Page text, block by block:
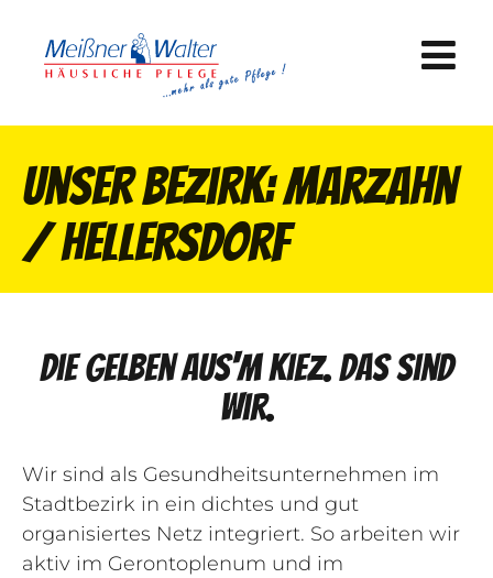
Unser Bezirk: Marzahn
/ Hellersdorf
Die gelben aus'm Kiez. Das sind
wir.
Wir sind als Gesundheitsunternehmen im
Stadtbezirk in ein dichtes und gut
organisiertes Netz integriert. So arbeiten wir
aktiv im Gerontoplenum und im